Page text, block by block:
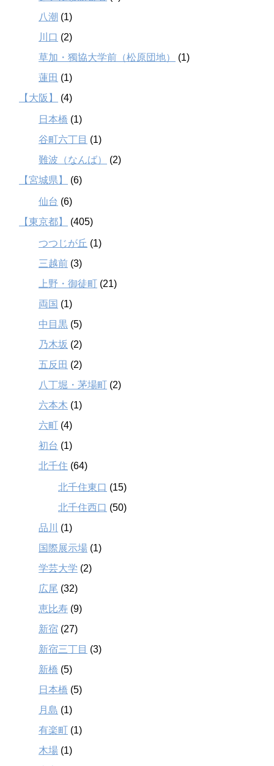
八潮 (1)
川口 (2)
草加・獨協大学前（松原団地）
(1)
蓮田 (1)
【大阪】
(4)
日本橋 (1)
谷町六丁目 (1)
難波（なんば）
(2)
【宮城県】
(6)
仙台 (6)
【東京都】
(405)
つつじが丘 (1)
三越前 (3)
上野・御徒町 (21)
両国 (1)
中目黒 (5)
乃木坂 (2)
五反田 (2)
八丁堀・茅場町 (2)
六本木 (1)
六町 (4)
初台 (1)
北千住 (64)
北千住東口 (15)
北千住西口 (50)
品川
(1)
国際展示場 (1)
学芸大学 (2)
広尾 (32)
恵比寿 (9)
新宿 (27)
新宿三丁目 (3)
新橋 (5)
日本橋 (5)
月島 (1)
有楽町 (1)
木場 (1)